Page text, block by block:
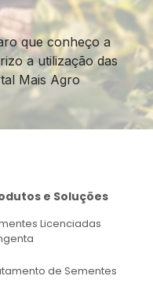
que conheço a
a utilização das
Mais Agro
e Soluções
Licenciadas
de Sementes